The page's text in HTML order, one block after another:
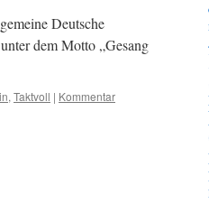
Deutsche
dem Motto „Gesang
, Taktvoll | Kommentar